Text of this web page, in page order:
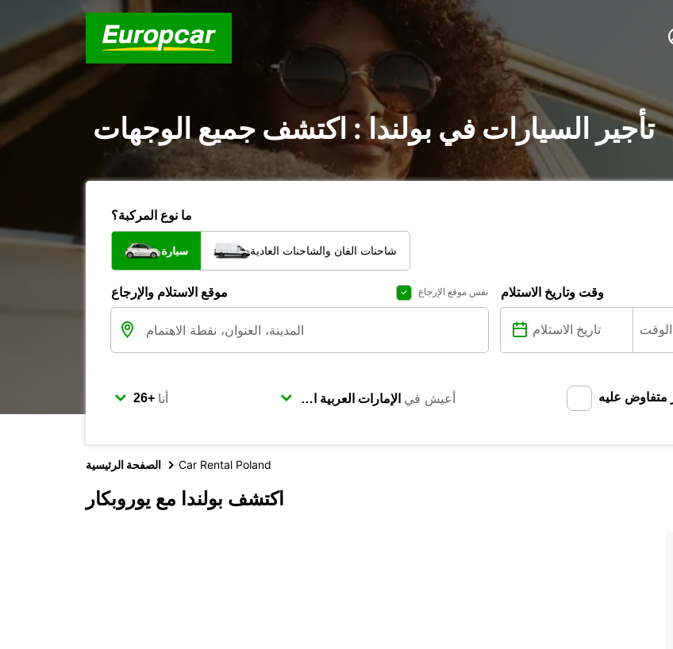
تأجير السيارات في بولندا : اكتشف جميع الوجهات
ما نوع المركبة؟
سيارة شاحنات الفان والشاحنات العادية
موقع الاستلام والإرجاع نفس موقع الإرجاع وقت وتاريخ الاستلام
أنا أعيش في عليه
الصفحة الرئيسية Car Rental Poland
اكتشف بولندا مع يوروبكار